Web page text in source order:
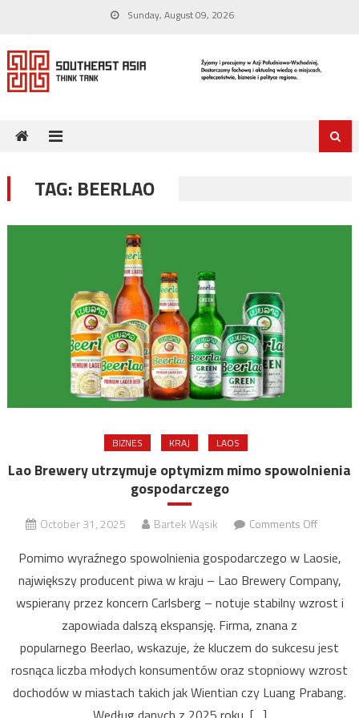
content
Sunday, August 09, 2026
TAG: BEERLAO
BIZNES KRAJ LAOS
Lao Brewery utrzymuje optymizm mimo spowolnienia
gospodarczego
October 31, 2025 Bartek Wąsik Comments Offon
Brewery
Pomimo wyraźnego spowolnienia gospodarczego w Laosie,
największy producent piwa w kraju – Lao Brewery Company,
wspierany przez koncern Carlsberg – notuje stabilny wzrost i
zapowiada dalszą ekspansję. Firma, znana z
popularnego Beerlao, wskazuje, że kluczem do sukcesu jest
rosnąca liczba młodych konsumentów oraz stopniowy wzrost
dochodów w miastach takich jak Wientian czy Luang Prabang.